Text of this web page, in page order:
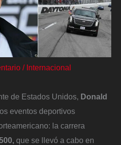
/ Internacional
de Estados Unidos, Donald
eventos deportivos
la carrera
que se llevó a cabo en